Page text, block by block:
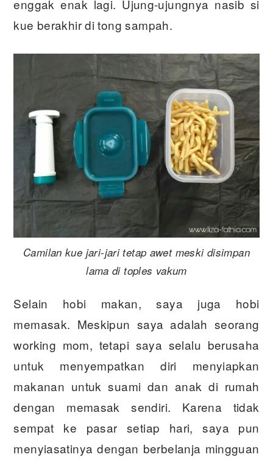
enggak enak lagi. Ujung-ujungnya nasib si
kue berakhir di tong sampah.
Camilan kue jari-jari tetap awet meski disimpan
lama di toples vakum
Selain hobi makan, saya juga hobi
memasak. Meskipun saya adalah seorang
working mom, tetapi saya selalu berusaha
untuk menyempatkan diri menyiapkan
makanan untuk suami dan anak di rumah
dengan memasak sendiri. Karena tidak
sempat ke pasar setiap hari, saya pun
menyiasatinya dengan berbelanja mingguan